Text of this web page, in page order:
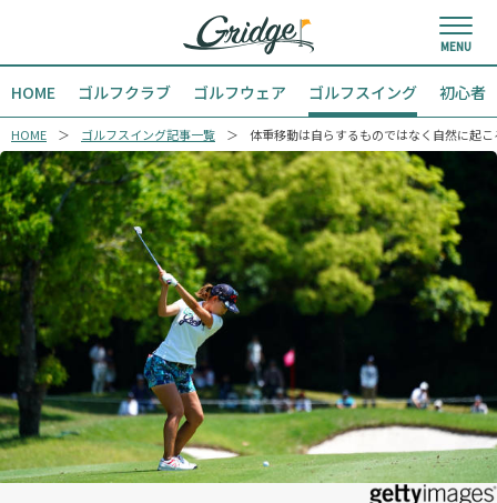
HOME ゴルフクラブ ゴルフウェア ゴルフスイング 初心者
HOME ゴルフスイング記事一覧 体重移動は自らするものではなく自然に起